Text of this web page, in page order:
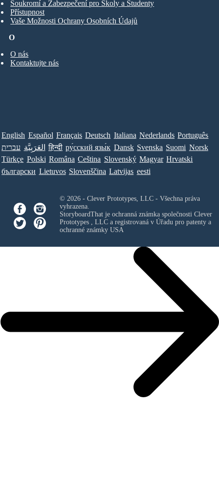
O
O nás
Kontaktujte nás
Soukromí a Zabezpečení pro Školy a Studenty
Přístupnost
Vaše Možnosti Ochrany Osobních Údajů
English Español Français Deutsch Italiana Nederlands Português
עברית العَرَبِيَّة हिन्दी ру́сский язы́к Dansk Svenska Suomi Norsk
Türkçe Polski Româna Ceština Slovenský Magyar Hrvatski
български Lietuvos Slovenščina Latvijas eesti
© 2026 - Clever Prototypes, LLC - Všechna práva
vyhrazena.
StoryboardThat je ochranná známka společnosti Clever
Prototypes , LLCa registrovaná v Úřadu pro patenty a
ochranné známky USA